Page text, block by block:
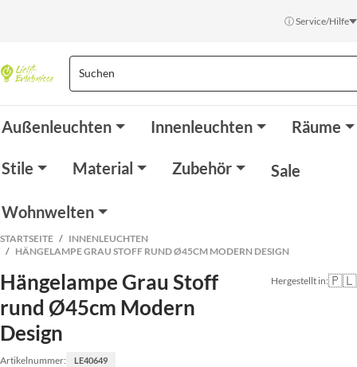
ⓘ Service/Hilfe
Außenleuchten Innenleuchten Räume
Stile Material Zubehör Sale
Wohnwelten
STARTSEITE
INNENLEUCHTEN
HÄNGELAMPE GRAU STOFF RUND Ø45CM MODERN DESIGN
Hängelampe Grau Stoff
rund Ø45cm Modern
Design
Artikelnummer: LE40649
Hergestellt in:🇵🇱